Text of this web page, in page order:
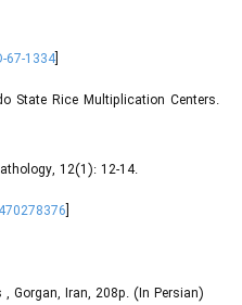
67-1334]
State Rice Multiplication Centers.
12(1): 12-14.
]
Gorgan, Iran, 208p. (In Persian)